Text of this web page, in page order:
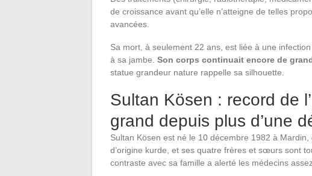
de croissance avant qu’elle n’atteigne de telles
avancées.
Sa mort, à seulement 22 ans, est liée à une
à sa jambe. Son corps continuait encore de
statue grandeur nature rappelle sa silhouette.
Sultan Kösen : record de
grand depuis plus d’une
Sultan Kösen est né le 10 décembre 1982 à
d’origine kurde, et ses quatre frères et sœurs sont
contraste avec sa famille a alerté les médecins